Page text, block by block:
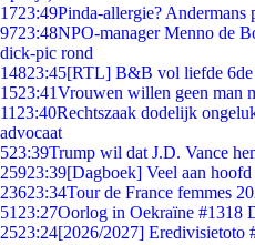
1723:49Pinda-allergie? Andermans
9723:48NPO-manager Menno de
dick-pic rond
14823:45[RTL] B&B vol liefde 6de
1523:41Vrouwen willen geen man
11 23:40Rechtszaak dodelijk
advocaat
523:39Trump wil dat J.D. Vance
25923:39[Dagboek] Veel aan
23623:34Tour de France femmes
51 23:27Oorlog in Oekraïne #1318
2523:24[2026/2027] Eredivisietoto